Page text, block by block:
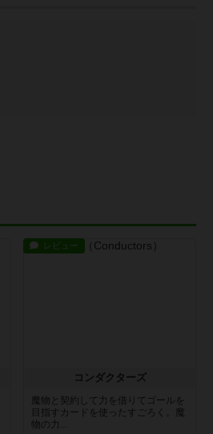
レビュー
コンダクターズ
魔物と契約して力を借りてゴールを
目指すカードを使ったすごろく。魔
物の力...